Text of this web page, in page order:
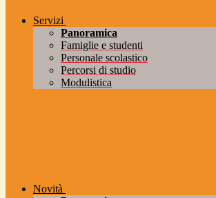
Servizi
Panoramica
Famiglie e studenti
Personale scolastico
Percorsi di studio
Modulistica
Novità